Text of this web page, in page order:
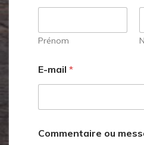
Prénom
E-mail *
E
Commentaire ou